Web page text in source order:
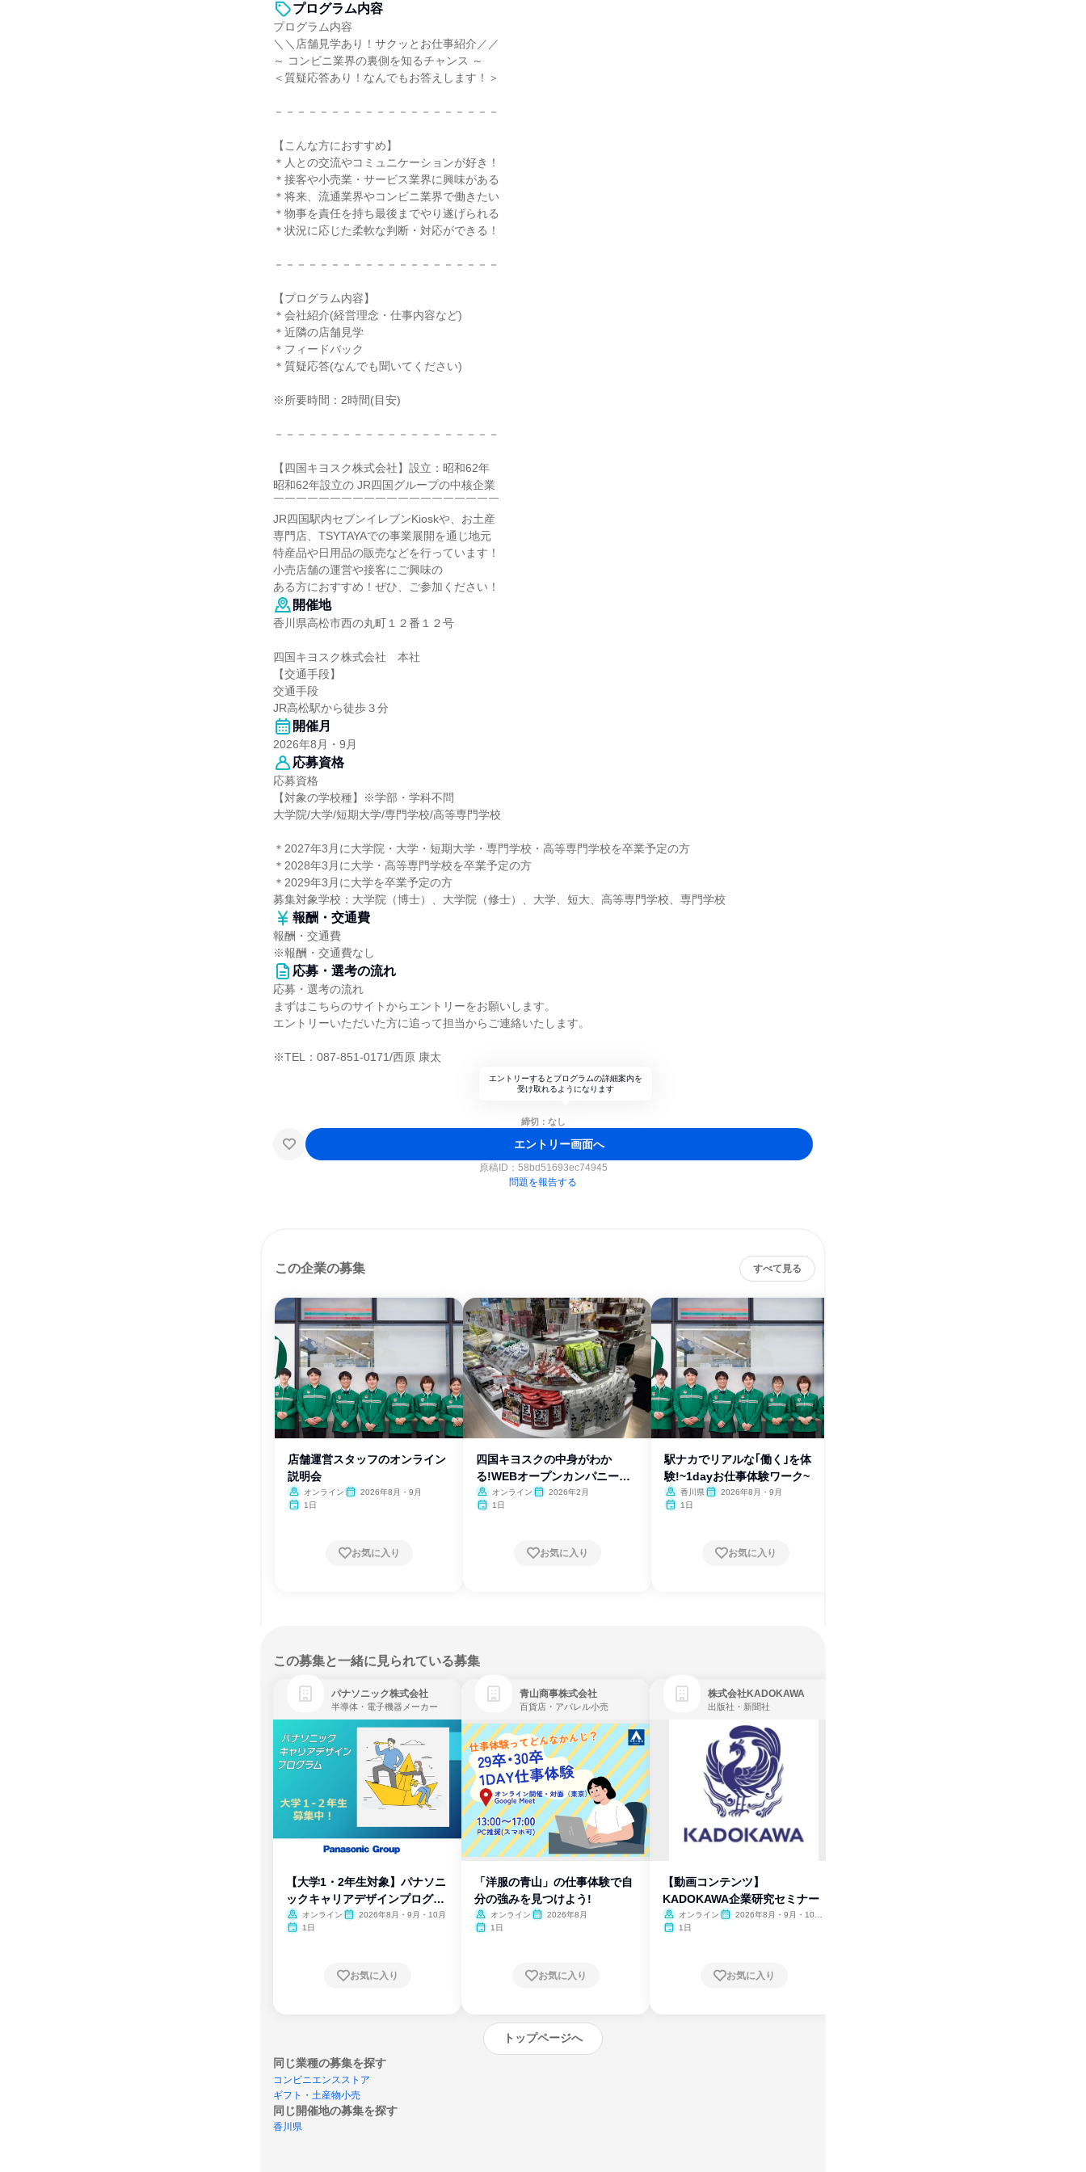
プログラム内容
プログラム内容
＼＼店舗見学あり！サクッとお仕事紹介／／
～ コンビニ業界の裏側を知るチャンス ～
＜質疑応答あり！なんでもお答えします！＞
－－－－－－－－－－－－－－－－－－－－
【こんな方におすすめ】
＊人との交流やコミュニケーションが好き！
＊接客や小売業・サービス業界に興味がある
＊将来、流通業界やコンビニ業界で働きたい
＊物事を責任を持ち最後までやり遂げられる
＊状況に応じた柔軟な判断・対応ができる！
－－－－－－－－－－－－－－－－－－－－
【プログラム内容】
＊会社紹介(経営理念・仕事内容など)
＊近隣の店舗見学
＊フィードバック
＊質疑応答(なんでも聞いてください)
※所要時間：2時間(目安)
－－－－－－－－－－－－－－－－－－－－
【四国キヨスク株式会社】設立：昭和62年
昭和62年設立の JR四国グループの中核企業
￣￣￣￣￣￣￣￣￣￣￣￣￣￣￣￣￣￣￣￣
JR四国駅内セブンイレブンKioskや、お土産
専門店、TSYTAYAでの事業展開を通じ地元
特産品や日用品の販売などを行っています！
小売店舗の運営や接客にご興味の
ある方におすすめ！ぜひ、ご参加ください！
開催地
香川県高松市西の丸町１２番１２号
四国キヨスク株式会社 本社
【交通手段】
交通手段
JR高松駅から徒歩３分
開催月
2026年8月・9月
応募資格
応募資格
【対象の学校種】※学部・学科不問
大学院/大学/短期大学/専門学校/高等専門学校
＊2027年3月に大学院・大学・短期大学・専門学校・高等専門学校を卒業予定の方
＊2028年3月に大学・高等専門学校を卒業予定の方
＊2029年3月に大学を卒業予定の方
募集対象学校：大学院（博士）、大学院（修士）、大学、短大、高等専門学校、専門学校
報酬・交通費
報酬・交通費
※報酬・交通費なし
応募・選考の流れ
応募・選考の流れ
まずはこちらのサイトからエントリーをお願いします。
エントリーいただいた方に追って担当からご連絡いたします。
※TEL：087-851-0171/西原 康太
エントリーするとプログラムの詳細案内を
受け取れるようになります
締切：なし
エントリー画面へ
原稿ID： 58bd51693ec74945
問題を報告する
この企業の募集 すべて見る
店舗運営スタッフのオンライン
説明会
オンライン
2026年8月・9月
1日
お気に入り
四国キヨスクの中身がわか
る!WEBオープンカンパニー開
催! オンライン
2026年2月
1日
お気に入り
駅ナカでリアルな｢働く｣を体
験!~1dayお仕事体験ワーク~
香川県
2026年8月・9月
1日
お気に入り
この募集と一緒に見られている募集
パナソニック株式会社
半導体・電子機器メーカー
【大学1・2年生対象】パナソニ
ックキャリアデザインプログラ
ム
オンライン
2026年8月・9月・10月
1日
お気に入り
青山商事株式会社
百貨店・アパレル小売
「洋服の青山」の仕事体験で自
分の強みを見つけよう!
オンライン
2026年8月
1日
お気に入り
株式会社KADOKAWA
出版社・新聞社
【動画コンテンツ】
KADOKAWA企業研究セミナー
オンライン
2026年8月・9月・10
1日
お気に入り
トップページへ
同じ業種の募集を探す
コンビニエンスストア
ギフト・土産物小売
同じ開催地の募集を探す
香川県